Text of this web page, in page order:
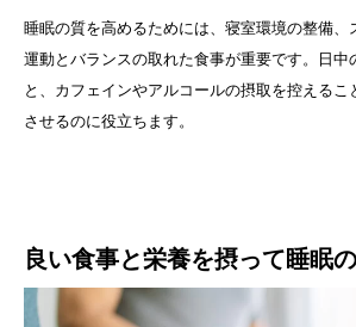
睡眠の質を高めるためには、寝室環境の整備、
運動とバランスの取れた食事が重要です。日中
と、カフェインやアルコールの摂取を控えるこ
させるのに役立ちます。
良い食事と栄養を摂って睡眠